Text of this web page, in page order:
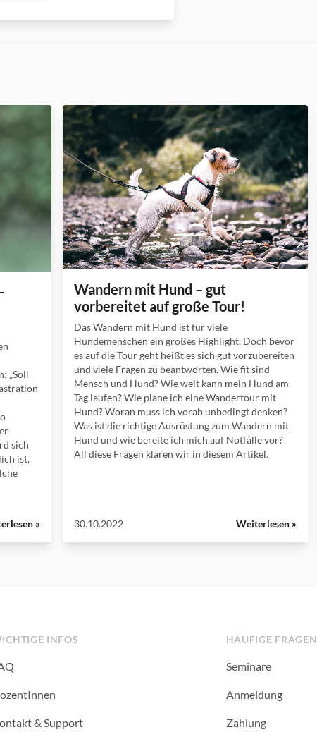
„Soll
sich
ist,
»
Wandern mit Hund – gut
vorbereitet auf große Tour!
Das Wandern mit Hund ist für viele
Hundemenschen ein großes Highlight. Doch bevor
es auf die Tour geht heißt es sich gut vorzubereiten
und viele Fragen zu beantworten. Wie fit sind
Mensch und Hund? Wie weit kann mein Hund am
Tag laufen? Wie plane ich eine Wandertour mit
Hund? Woran muss ich vorab unbedingt denken?
Was ist die richtige Ausrüstung zum Wandern mit
Hund und wie bereite ich mich auf Notfälle vor?
All diese Fragen klären wir in diesem Artikel.
30.10.2022 Weiterlesen »
INFOS
& Support
HÄUFIGE FRAGEN
Seminare
Anmeldung
Zahlung